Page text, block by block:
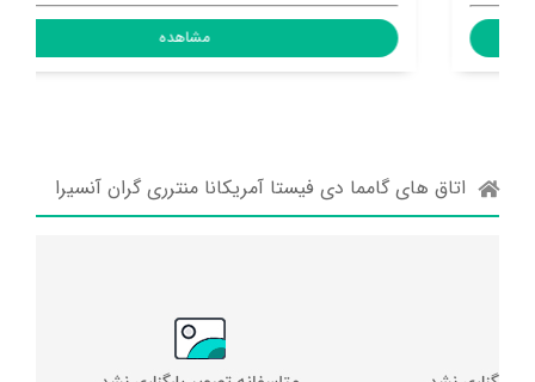
اتاق های گامما دی فیستا آمریکانا منترری گران آنسیرا